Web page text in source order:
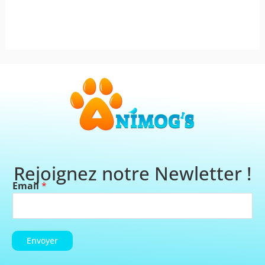
Rejoignez notre Newletter !
Email*
Envoyer